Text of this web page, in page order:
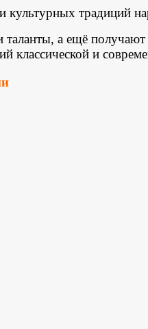
традиций
таланты, а ещё
классической и